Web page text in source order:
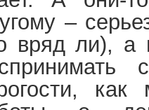
–
вряд ли), а